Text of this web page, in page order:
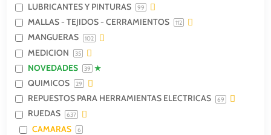
LUBRICANTES Y PINTURAS 99
MALLAS - TEJIDOS - CERRAMIENTOS 112
MANGUERAS 102
MEDICION 35
NOVEDADES 39
QUIMICOS 29
REPUESTOS PARA HERRAMIENTAS ELECTRICAS 69
RUEDAS 637
CAMARAS 6